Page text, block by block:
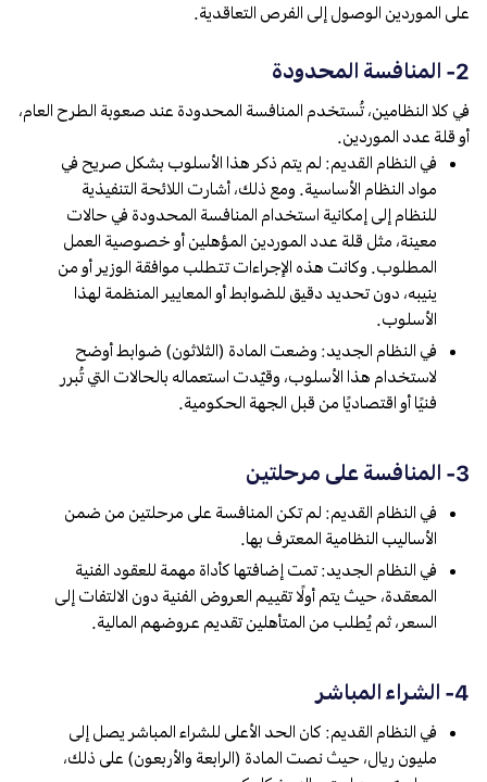
على الموردين الوصول إلى الفرص التعاقدية.
2- المنافسة المحدودة
في كلا النظامين، تُستخدم المنافسة المحدودة عند صعوبة الطرح العام،
أو قلة عدد الموردين.
في النظام القديم: لم يتم ذكر هذا الأسلوب بشكل صريح في
مواد النظام الأساسية. ومع ذلك، أشارت اللائحة التنفيذية
للنظام إلى إمكانية استخدام المنافسة المحدودة في حالات
معينة، مثل قلة عدد الموردين المؤهلين أو خصوصية العمل
المطلوب. وكانت هذه الإجراءات تتطلب موافقة الوزير أو من
ينيبه، دون تحديد دقيق للضوابط أو المعايير المنظمة لهذا
الأسلوب.
في النظام الجديد: وضعت المادة (الثلاثون) ضوابط أوضح
لاستخدام هذا الأسلوب، وقيّدت استعماله بالحالات التي تُبرر
فنيًا أو اقتصاديًا من قبل الجهة الحكومية.
3- المنافسة على مرحلتين
في النظام القديم: لم تكن المنافسة على مرحلتين من ضمن
الأساليب النظامية المعترف بها.
في النظام الجديد: تمت إضافتها كأداة مهمة للعقود الفنية
المعقدة، حيث يتم أولًا تقييم العروض الفنية دون الالتفات إلى
السعر، ثم يُطلب من المتأهلين تقديم عروضهم المالية.
4- الشراء المباشر
في النظام القديم: كان الحد الأعلى للشراء المباشر يصل إلى
مليون ريال، حيث نصت المادة (الرابعة والأربعون) على ذلك،